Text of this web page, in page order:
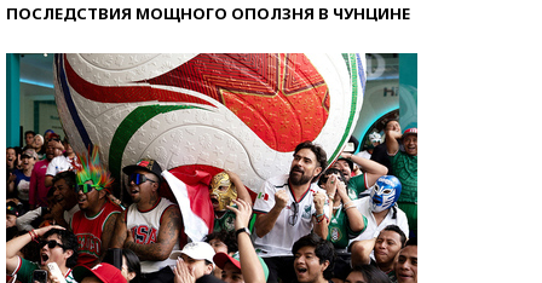
ПОСЛЕДСТВИЯ МОЩНОГО ОПОЛЗНЯ В ЧУНЦИНЕ